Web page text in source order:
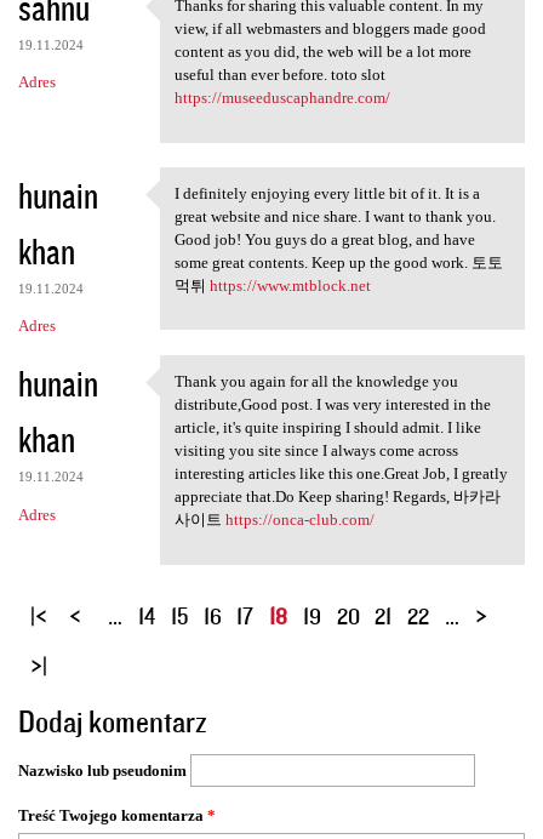
19.11.2024
Adres
Thanks for sharing this
Thanks for sharing this valuable content. In my
view, if all webmasters and bloggers made good
content as you did, the web will be a lot more
useful than ever before. toto slot
https://museeduscaphandre.com/
hunain
khan
19.11.2024
Adres
I definitely enjoying every
I definitely enjoying every little bit of it. It is a
great website and nice share. I want to thank you.
Good job! You guys do a great blog, and have
some great contents. Keep up the good work. 토토
먹튀 https://www.mtblock.net
hunain
khan
19.11.2024
Adres
Thank you again for all the
Thank you again for all the knowledge you
distribute,Good post. I was very interested in the
article, it's quite inspiring I should admit. I like
visiting you site since I always come across
interesting articles like this one.Great Job, I greatly
appreciate that.Do Keep sharing! Regards, 바카라
사이트 https://onca-club.com/
S
o
n
y
… 14 15 16 17 18 19 20 21 22 …
Dodaj komentarz
Nazwisko lub pseudonim
Treść Twojego komentarza *